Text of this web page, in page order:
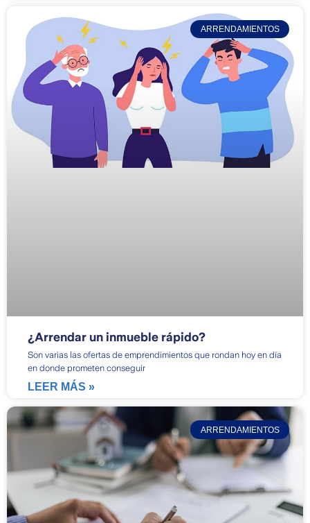
ARRENDAMIENTOS
¿Arrendar un inmueble rápido?
Son varias las ofertas de emprendimientos que rondan hoy en día
en donde prometen conseguir
LEER MÁS »
ARRENDAMIENTOS